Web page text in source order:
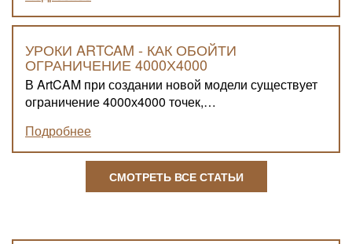
УРОКИ ARTCAM - КАК ОБОЙТИ
ОГРАНИЧЕНИЕ 4000Х4000
В ArtCAM при создании новой модели существует
ограничение 4000х4000 точек,…
Подробнее
СМОТРЕТЬ ВСЕ СТАТЬИ